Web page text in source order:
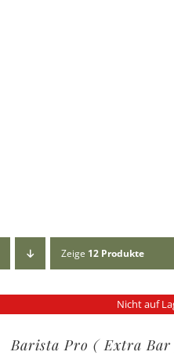
Zeige 12 Produkte
Nicht auf
Barista Pro ( Extra Bar